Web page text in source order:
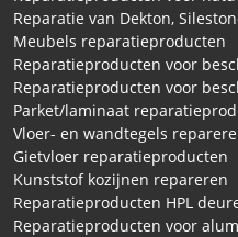
Meubels reparatieproducten
Reparatieproducten voor
Reparatieproducten voor
Parket/laminaat
Vloer- en wandtegels
Gietvloer reparatieproducten
Kunststof kozijnen repareren
Reparatieproducten HPL
Reparatieproducten voor